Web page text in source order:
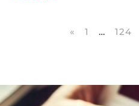
« 1 … 124